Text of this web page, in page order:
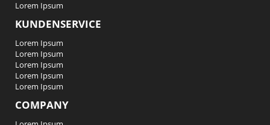
Lorem Ipsum
KUNDENSERVICE
Lorem Ipsum
Lorem Ipsum
Lorem Ipsum
Lorem Ipsum
Lorem Ipsum
COMPANY